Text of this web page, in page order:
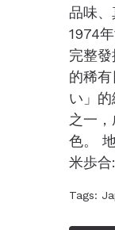
品味
1974
完整
的稀
い」
之一
色。
米歩
Tags: